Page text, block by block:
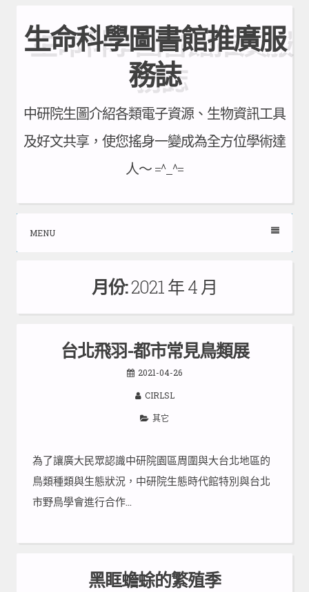
to
content
生命科學圖書館推廣服
務誌
中研院生圖介紹各類電子資源、生物資訊工具
及好文共享，使您搖身一變成為全方位學術達
人～ =^_^=
MENU
月份:2021 年 4 月
台北飛羽-都市常見鳥類展
2021-04-26
CIRLSL
其它
為了讓廣大民眾認識中研院園區周圍與大台北地區的
鳥類種類與生態狀況，中研院生態時代館特別與台北
市野鳥學會進行合作…
黑眶蟾蜍的繁殖季